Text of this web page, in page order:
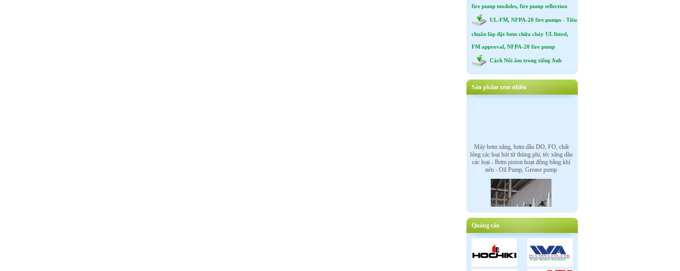
fire pump modules, fire pump sellection
UL-FM, NFPA-20 fire pumps - Tiêu
chuẩn lắp đặt bơm chữa cháy UL listed,
FM approval, NFPA-20 fire pump
Cách Nối âm trong tiếng Anh
Sản phẩm xem nhiều
Máy bơm xăng, bơm dầu DO, FO, chất
lỏng các loại hút từ thùng phi, téc xăng dầu
các loại - Bơm piston hoạt động bằng khí
nén - Oil Pump, Grease pump
Van điều khiển tự động bằng mô tơ điện,
Quảng cáo